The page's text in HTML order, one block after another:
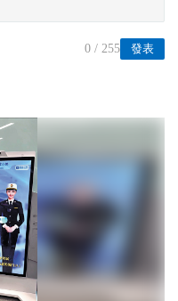
發表
0 / 255